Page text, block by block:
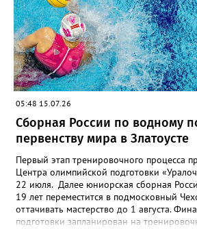
05:48 15.07.26
Сборная России по водному
первенству мира в Златоусте
Первый этап тренировочного процесса
Центра олимпийской подготовки
22 июля. Далее юниорская сборная
19 лет переместится в подмосковный
оттачивать мастерство до 1 августа.
подготовки запланирован на